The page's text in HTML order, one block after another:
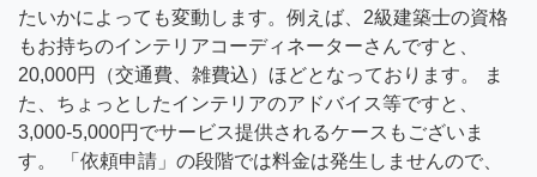
たいかによっても変動します。例えば、2級建築士の資格
もお持ちのインテリアコーディネーターさんですと、
20,000円（交通費、雑費込）ほどとなっております。 ま
た、ちょっとしたインテリアのアドバイス等ですと、
3,000-5,000円でサービス提供されるケースもございま
す。 「依頼申請」の段階では料金は発生しませんので、